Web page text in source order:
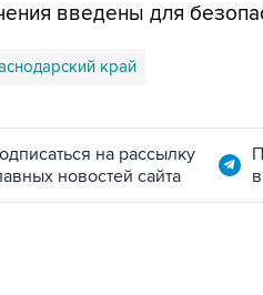
введены для
край
на рассылку
новостей сайта